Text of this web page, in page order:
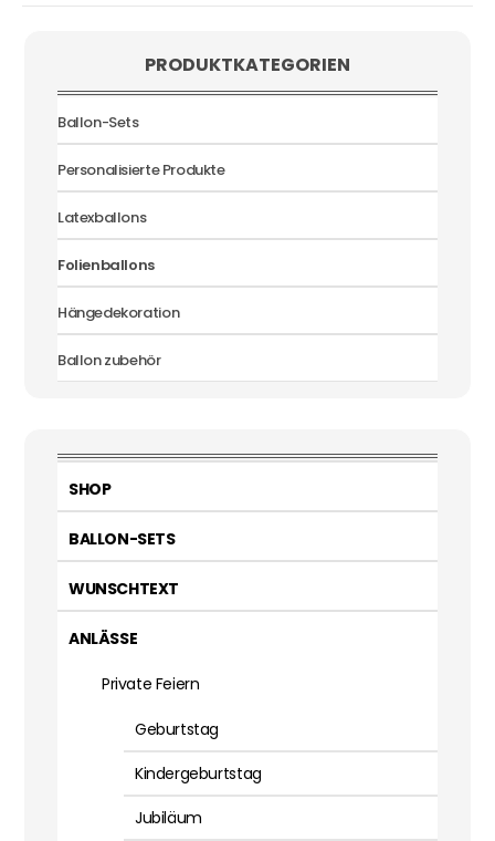
PRODUKTKATEGORIEN
Ballon-Sets
Personalisierte Produkte
Latexballons
Folienballons
Hängedekoration
Ballon zubehör
SHOP
BALLON-SETS
WUNSCHTEXT
ANLÄSSE
Private Feiern
Geburtstag
Kindergeburtstag
Jubiläum